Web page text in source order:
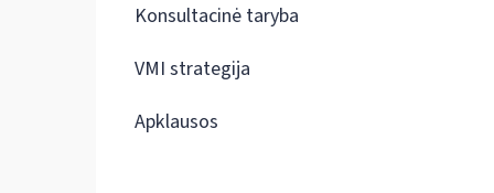
Konsultacinė taryba
VMI strategija
Apklausos